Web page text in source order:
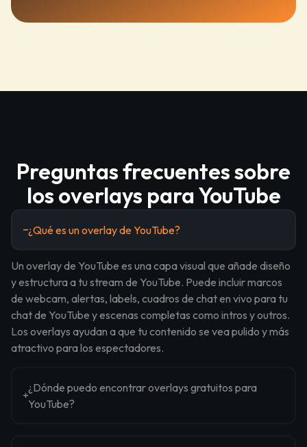
Preguntas frecuentes sobre
los overlays para YouTube
¿Qué es un overlay de YouTube?
Un overlay de YouTube es una capa visual que añade diseño
y estructura a tu stream de YouTube. Puede incluir marcos
de webcam, alertas, labels, cuadros de chat en vivo para tu
chat de YouTube y escenas completas como intros y outros.
Los overlays ayudan a que tu contenido se vea pulido y más
atractivo para los espectadores.
¿Dónde puedo encontrar overlays gratuitos para
YouTube?